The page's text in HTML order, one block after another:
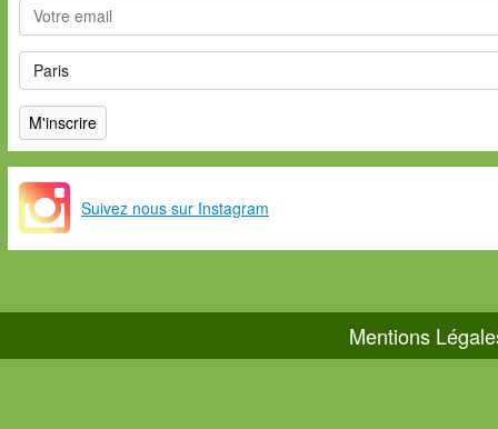
Suivez nous sur Instagram
Mentions